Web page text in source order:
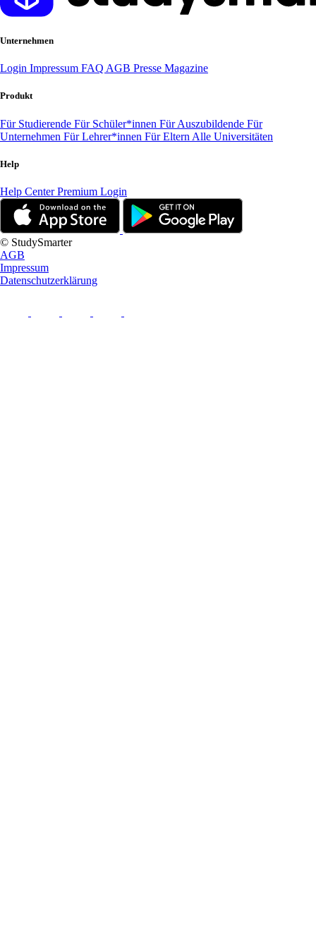
Unternehmen
Login Impressum FAQ AGB Presse Magazine
Produkt
Für Studierende Für Schüler*innen Für Auszubildende Für
Unternehmen Für Lehrer*innen Für Eltern Alle Universitäten
Help
Help CenterPremium Login
© StudySmarter
AGB
Impressum
Datenschutzerklärung